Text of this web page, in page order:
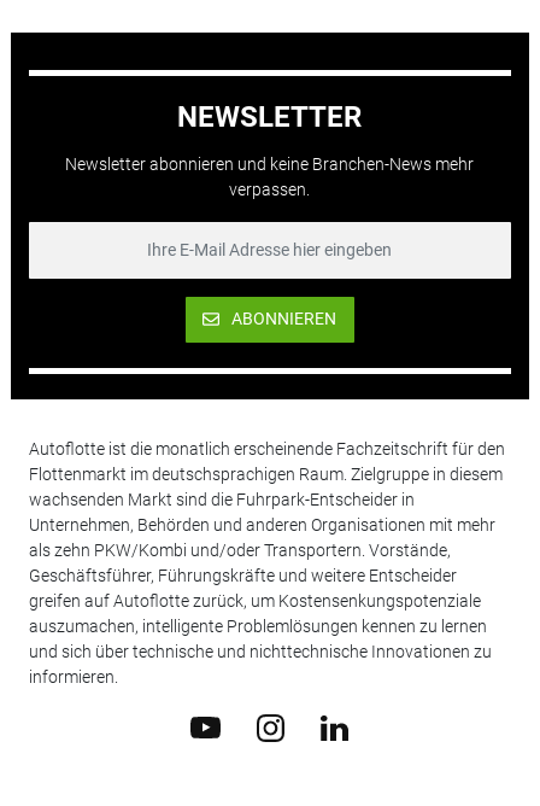
NEWSLETTER
Newsletter abonnieren und keine Branchen-News mehr
verpassen.
ABONNIEREN
Autoflotte ist die monatlich erscheinende Fachzeitschrift für den
Flottenmarkt im deutschsprachigen Raum. Zielgruppe in diesem
wachsenden Markt sind die Fuhrpark-Entscheider in
Unternehmen, Behörden und anderen Organisationen mit mehr
als zehn PKW/Kombi und/oder Transportern. Vorstände,
Geschäftsführer, Führungskräfte und weitere Entscheider
greifen auf Autoflotte zurück, um Kostensenkungspotenziale
auszumachen, intelligente Problemlösungen kennen zu lernen
und sich über technische und nichttechnische Innovationen zu
informieren.